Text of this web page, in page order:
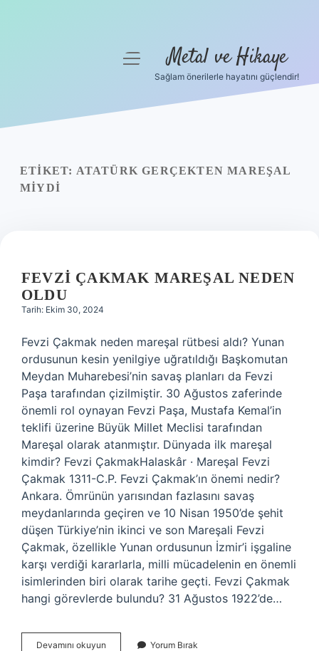
Yasal Uyarı
menüyüMetal ve Hikaye
Sağlam önerilerle hayatını güçlendir!
ETIKET: ATATÜRK GERÇEKTEN MAREŞAL
MIYDI
FEVZI ÇAKMAK MAREŞAL NEDEN
OLDU
Tarih: Ekim 30, 2024
Fevzi Çakmak neden mareşal rütbesi aldı? Yunan
ordusunun kesin yenilgiye uğratıldığı Başkomutan
Meydan Muharebesi’nin savaş planları da Fevzi
Paşa tarafından çizilmiştir. 30 Ağustos zaferinde
önemli rol oynayan Fevzi Paşa, Mustafa Kemal’in
teklifi üzerine Büyük Millet Meclisi tarafından
Mareşal olarak atanmıştır. Dünyada ilk mareşal
kimdir? Fevzi ÇakmakHalaskâr · Mareşal Fevzi
Çakmak 1311-C.P. Fevzi Çakmak’ın önemi nedir?
Ankara. Ömrünün yarısından fazlasını savaş
meydanlarında geçiren ve 10 Nisan 1950’de şehit
düşen Türkiye’nin ikinci ve son Mareşali Fevzi
Çakmak, özellikle Yunan ordusunun İzmir’i işgaline
karşı verdiği kararlarla, milli mücadelenin en önemli
isimlerinden biri olarak tarihe geçti. Fevzi Çakmak
hangi görevlerde bulundu? 31 Ağustos 1922’de…
Devamını okuyun Yorum Bırak